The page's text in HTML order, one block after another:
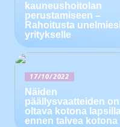
kauneushoitolan
perustamiseen –
Rahoitusta unelmiesi
yritykselle
17/10/2022
Näiden
päällysvaatteiden on
oltava kotona
ennen talvea kotona